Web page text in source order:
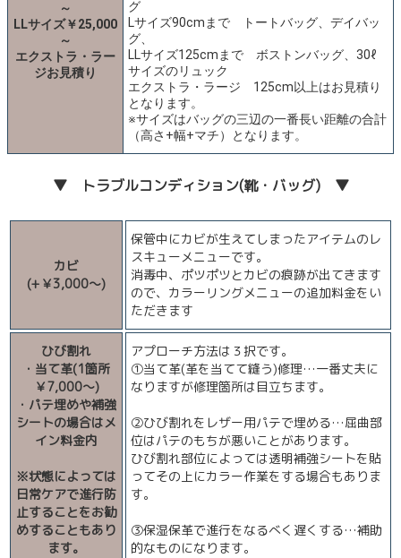
～
LLサイズ￥25,000
～
エクストラ・ラー
ジお見積り
グ
Lサイズ90cmまで トートバッグ、デイバッ
グ、
LLサイズ125cmまで ボストンバッグ、30ℓ
サイズのリュック
エクストラ・ラージ 125cm以上はお見積り
となります。
※サイズはバッグの三辺の一番長い距離の合計
（高さ+幅+マチ）となります。
▼ トラブルコンディション(靴・バッグ) ▼
カビ
(+￥3,000～)
保管中にカビが生えてしまったアイテムのレ
スキューメニューです。
消毒中、ポツポツとカビの痕跡が出てきます
ので、カラーリングメニューの追加料金をい
ただきます
ひび割れ
・当て革(1箇所
￥7,000～)
・パテ埋めや補強
シートの場合はメ
イン料金内
※状態によっては
日常ケアで進行防
止することをお勧
めすることもあり
ます。
アプローチ方法は３択です。
①当て革(革を当てて縫う)修理…一番丈夫に
なりますが修理箇所は目立ちます。
②ひび割れをレザー用パテで埋める…屈曲部
位はパテのもちが悪いことがあります。
ひび割れ部位によっては透明補強シートを貼
ってその上にカラー作業をする場合もありま
す。
③保湿保革で進行をなるべく遅くする…補助
的なものになります。